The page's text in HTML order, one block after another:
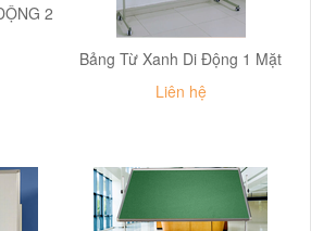
2
Bảng Từ Xanh Di Động 1 Mặt
Liên hệ